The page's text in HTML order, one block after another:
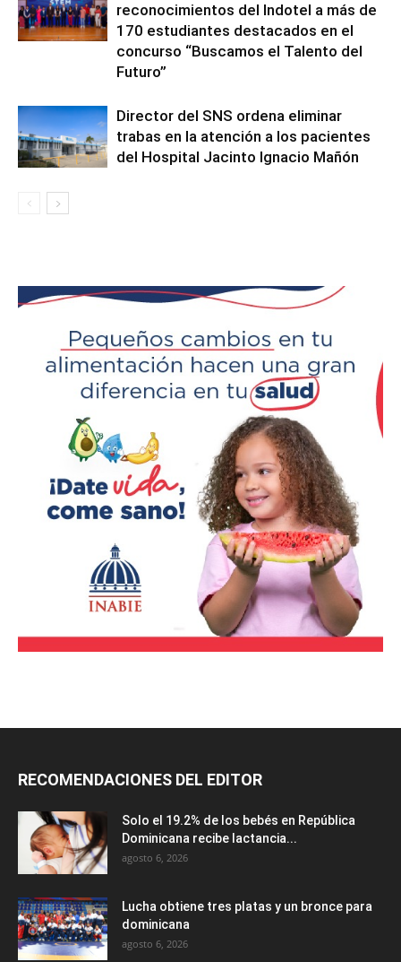
reconocimientos del Indotel a más de
170 estudiantes destacados en el
concurso “Buscamos el Talento del
Futuro”
Director del SNS ordena eliminar
trabas en la atención a los pacientes
del Hospital Jacinto Ignacio Mañón
RECOMENDACIONES DEL EDITOR
Solo el 19.2% de los bebés en República
Dominicana recibe lactancia...
agosto 6, 2026
Lucha obtiene tres platas y un bronce para
dominicana
agosto 6, 2026